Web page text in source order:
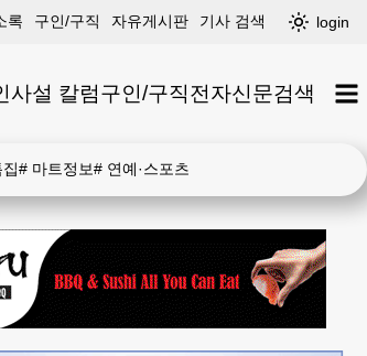
록 구인/구직 자유게시판 기사 검색 login
사설 칼럼구인/구직전자신문검색
# 마트정보# 연예·스포츠